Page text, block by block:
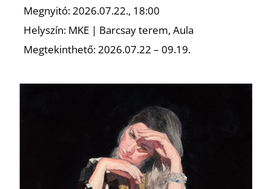
Megnyitó: 2026.07.22., 18:00
Helyszín: MKE | Barcsay terem, Aula
Megtekinthető: 2026.07.22 – 09.19.